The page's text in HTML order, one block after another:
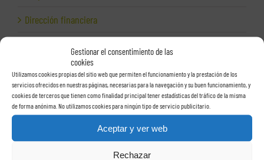
Gestionar el consentimiento de las
cookies
Utilizamos cookies propias del sitio web que permiten el funcionamiento y la prestación de los
servicios ofrecidos en nuestras páginas, necesarias para la navegación y su buen funcionamiento, y
cookies de terceros que tienen como finalidad principal tener estadísticas del tráfico de la misma
de forma anónima. No utilizamos cookies para ningún tipo de servicio publicitario.
Aceptar y ver web
Rechazar
Dirección financiera
Exportación
Facturas